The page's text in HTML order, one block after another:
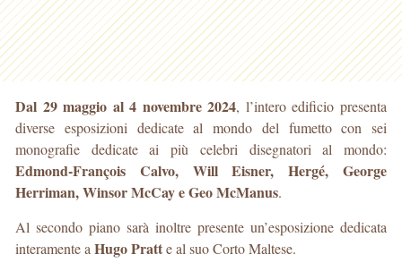
Dal 29 maggio al 4 novembre 2024, l’intero edificio presenta
diverse esposizioni dedicate al mondo del fumetto con sei
monografie dedicate ai più celebri disegnatori al mondo:
Edmond-François Calvo, Will Eisner, Hergé, George
Herriman, Winsor McCay e Geo McManus.
Al secondo piano sarà inoltre presente un’esposizione dedicata
interamente a Hugo Pratte al suo Corto Maltese.